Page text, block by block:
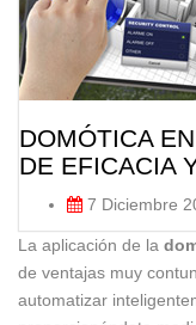
DOMÓTICA
DE EFICACIA
7 Diciembre
La aplicación de la
de ventajas muy
automatizar